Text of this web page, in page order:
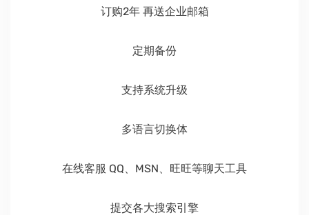
订购2年 再送企业邮箱
定期备份
支持系统升级
多语言切换体
在线客服 QQ、MSN、旺旺等聊天工具
提交各大搜索引擎